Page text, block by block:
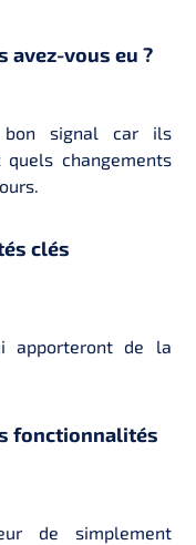
avez-vous eu ?
signal car ils
changements
clés
apporteront de la
fonctionnalités
de simplement